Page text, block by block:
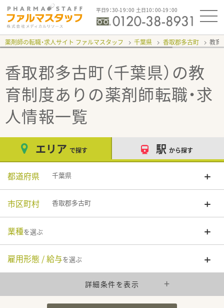
平日9：30-19：00 土日10：00-19：00
薬剤師の転職・求人サイト ファルマスタッフ 千葉県 香取郡多古町 教育
香取郡多古町（千葉県）の教
育制度あり の薬剤師転職・求
人情報一覧
エリア で探す 駅 から探す
都道府県 千葉県
市区町村 香取郡多古町
業種を選ぶ
雇用形態 / 給与を選ぶ
詳細条件を表示